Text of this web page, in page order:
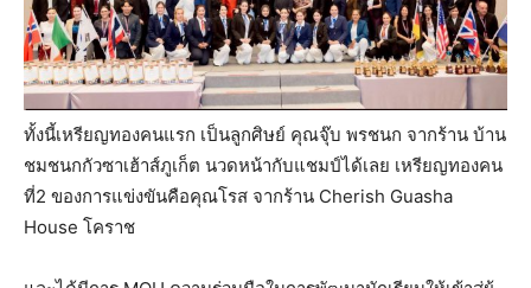
ทั้งนี้เหรียญทองคนแรก เป็นลูกศิษย์ คุณจุ๊บ พรชนก จากร้าน บ้าน
ชมชนกกัวซาเฮ้าส์ภูเก็ต นวดหน้ากับแชมป์ได้เลย เหรียญทองคน
ที่2 ของการแข่งขันคือคุณโรส จากร้าน Cherish Guasha
House โคราช